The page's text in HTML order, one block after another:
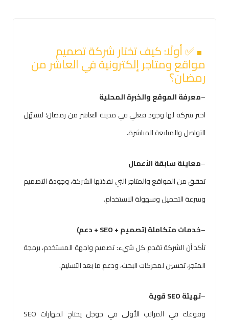
✅ أولًا: كيف تختار شركة تصميم
مواقع ومتاجر إلكترونية في العاشر من
رمضان؟
–معرفة الموقع والخبرة المحلية
اختر شركة لها وجود فعلي في مدينة العاشر من رمضان؛ لتسهّل
التواصل والمتابعة المباشرة.
–معاينة سابقة الأعمال
تحقق من المواقع والمتاجر التي نفذتها الشركة، وجودة التصميم
وسرعة التحميل وسهولة الاستخدام.
–خدمات متكاملة (تصميم + SEO + دعم)
تأكد أن الشركة تقدم كل شيء: تصميم واجهة المستخدم، برمجة
المتجر، تحسين لمحركات البحث، ودعم ما بعد التسليم.
–تهيئة SEO قوية
وقوعك في المراتب الأولى في جوجل يحتاج لمهارات SEO